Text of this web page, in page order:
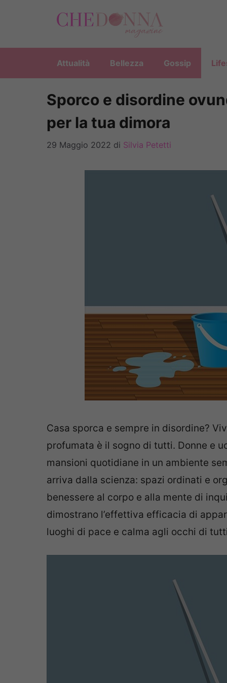
Attualità Bellezza Gossip
Sporco e disordine
per la tua dimora
29 Maggio 2022 di Silvia Petetti
Casa sporca e sempre in disordine?
profumata è il sogno di tutti. Donne e
mansioni quotidiane in un ambiente
arriva dalla scienza: spazi ordinati e
benessere al corpo e alla mente di
dimostrano l’effettiva efficacia di
luoghi di pace e calma agli occhi di